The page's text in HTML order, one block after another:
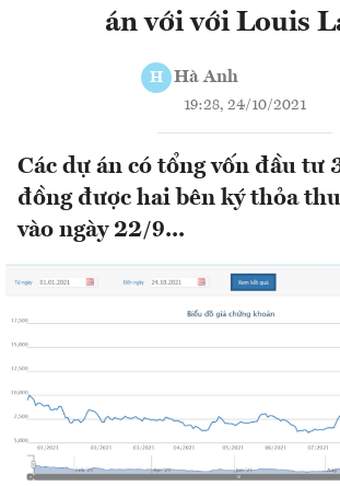
án với với Louis
H Hà Anh
19:28, 24/10/2021
Các dự án có tổng vốn đầu tư
đồng được hai bên ký thỏa
vào ngày 22/9...